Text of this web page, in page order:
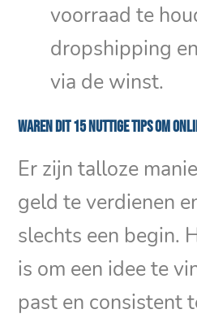
voorraad te
dropshipping
via de winst.
Waren dit 15 nuttige tips om
Er zijn talloze
geld te verdienen
slechts een begin.
is om een idee te
past en consistent